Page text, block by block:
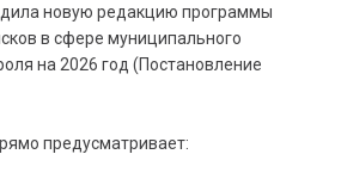
новую редакцию программы
в сфере муниципального
на 2026 год (Постановление
предусматривает: